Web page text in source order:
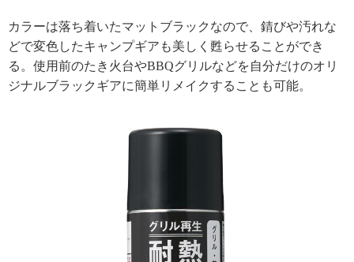
カラーは落ち着いたマットブラックなので、錆びや汚れな
どで変色したキャンプギアも美しく甦らせることができ
る。使用前のたき火台やBBQグリルなどを自分だけのオリ
ジナルブラックギアに簡単リメイクすることも可能。